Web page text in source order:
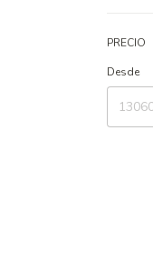
PRECIO
Desde